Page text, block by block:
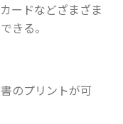
ードなどざまざま
きる。
のプリントが可